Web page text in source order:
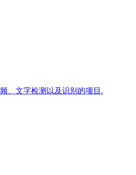
、文字检测以及识别的项目.